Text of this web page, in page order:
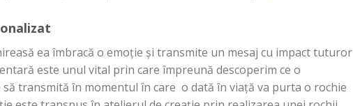
ea îmbracă o emoție și transmite un mesaj cu impact tuturor
este unul vital prin care împreună descoperim ce o
transmită în momentul în care o dată în viață va purta o rochie